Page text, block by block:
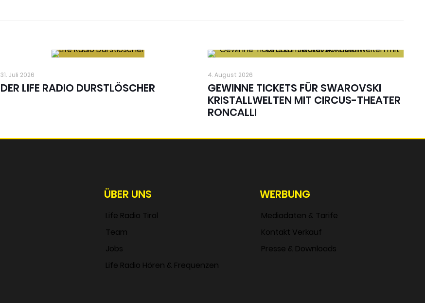
31. Juli 2026
DER LIFE RADIO DURSTLÖSCHER
4. August 2026
GEWINNE TICKETS FÜR SWAROVSKI
KRISTALLWELTEN MIT CIRCUS-THEATER
RONCALLI
ÜBER UNS
Life Radio Tirol
Team
Jobs
Life Radio Hören & Frequenzen
WERBUNG
Mediadaten & Tarife
Kontakt Verkauf
Presse & Downloads